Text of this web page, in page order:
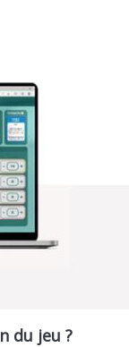
du jeu ?